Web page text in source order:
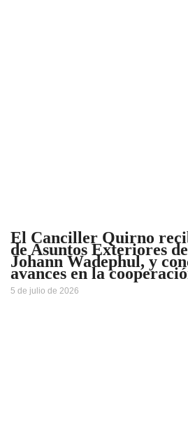
El Canciller Quirno
de Asuntos Exteriores
Johann Wadephul, y
avances en la
5 de julio de 2026